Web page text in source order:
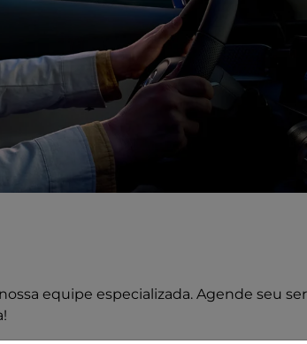
equipe especializada. Agende seu